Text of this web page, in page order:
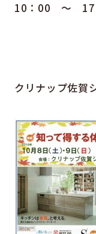
10：00 ～ 17
クリナップ佐賀